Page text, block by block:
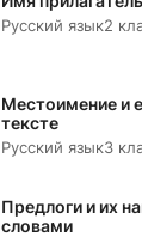
Русский язык2
Местоимение и
тексте
Русский язык3
Предлоги и их
словами